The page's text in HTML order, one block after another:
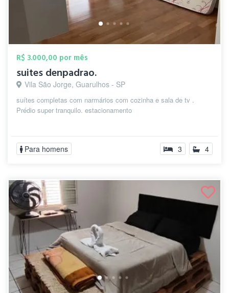
R$ 3.000,00 por mês
suites denpadrao.
Vila São Jorge, Guarulhos - SP
suítes completas com narmários com cozinha e sala de tv .
Prédio super tranquilo. estacionamento
Para homens 3 4